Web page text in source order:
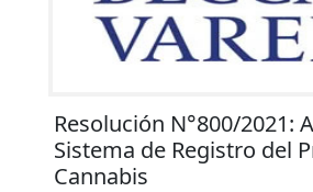
Resolución N°800/2021:
Sistema de Registro del
Cannabis